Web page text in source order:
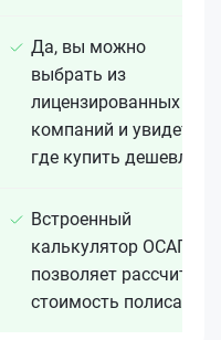
Да, вы можно
выбрать из
лицензированных 15+
компаний и увидеть,
где купить дешевле
Встроенный
калькулятор ОСАГО
позволяет рассчитать
стоимость полиса